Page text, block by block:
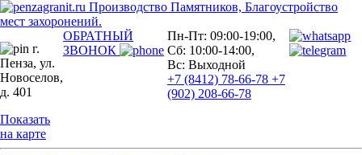
Производство Памятников, Благоустройство
мест захоронений.
г.
Пенза, ул.
Новоселов,
д. 401
Показать
на карте
ОБРАТНЫЙ
ЗВОНОК
Пн-Пт: 09:00-19:00,
Сб: 10:00-14:00,
Вс: Выходной
+7 (8412) 78-66-78 +7
(902) 208-66-78